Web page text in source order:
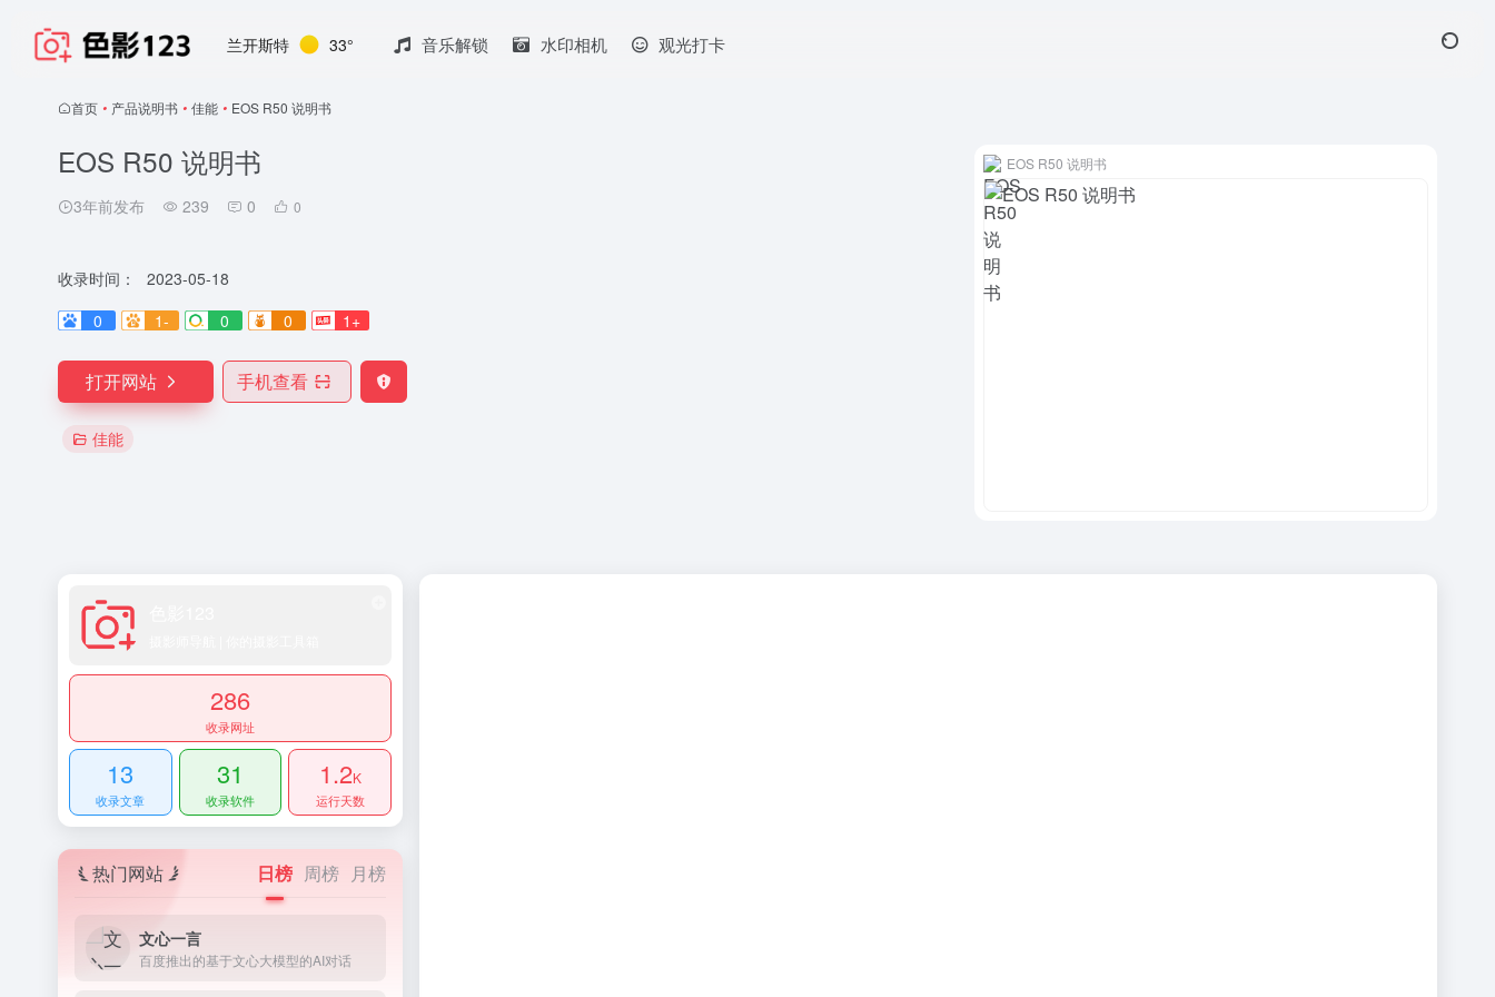
兰开斯特 33° 音乐解锁 水印相机 观光打卡
首页 • 产品说明书 • 佳能 • EOS R50 说明书
EOS R50 说明书
3年前发布 239 0 0
收录时间：
2023-05-18
0
1- 0 0 1+
打开网站 手机查看
佳能
EOS R50 说明书
286
收录网址
13
收录文章
31
收录软件
1.2K
运行天数
热门网站 日榜 周榜 月榜
文心一言
百度推出的基于文心大模型的AI对话